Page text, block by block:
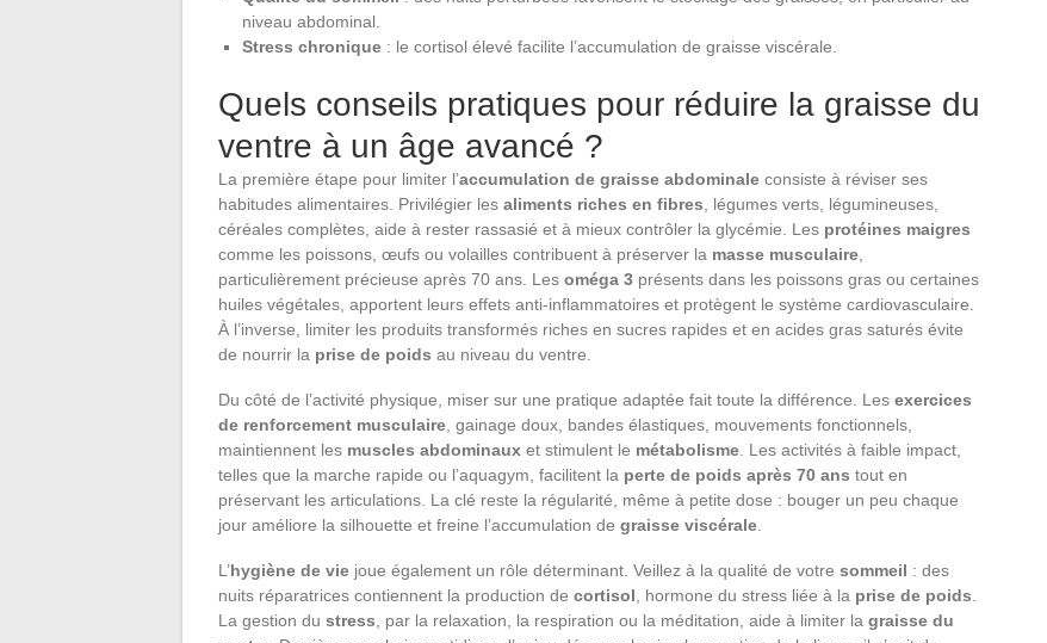
niveau abdominal.
Stress chronique : le cortisol élevé facilite l’accumulation de graisse viscérale.
Quels conseils pratiques pour réduire la graisse du
ventre à un âge avancé ?
La première étape pour limiter l’accumulation de graisse abdominale consiste à réviser ses
habitudes alimentaires. Privilégier les aliments riches en fibres , légumes verts, légumineuses,
céréales complètes, aide à rester rassasié et à mieux contrôler la glycémie. Les protéines maigres
comme les poissons, œufs ou volailles contribuent à préserver la masse musculaire
particulièrement précieuse après 70 ans. Les oméga 3 présents dans les poissons gras ou certaines
huiles végétales, apportent leurs effets anti-inflammatoires et protègent le système cardiovasculaire.
À l’inverse, limiter les produits transformés riches en sucres rapides et en acides gras saturés évite
de nourrir la prise de poids au niveau du ventre.
Du côté de l’activité physique, miser sur une pratique adaptée fait toute la différence. Les exercices
de renforcement musculaire , gainage doux, bandes élastiques, mouvements fonctionnels,
maintiennent les muscles abdominaux et stimulent le métabolisme . Les activités à faible impact,
telles que la marche rapide ou l’aquagym, facilitent la perte de poids après 70 ans tout en
préservant les articulations. La clé reste la régularité, même à petite dose : bouger un peu chaque
jour améliore la silhouette et freine l’accumulation de graisse viscérale
L’hygiène de vie joue également un rôle déterminant. Veillez à la qualité de votre sommeil : des
nuits réparatrices contiennent la production de cortisol , hormone du stress liée à la prise de poids
La gestion du stress , par la relaxation, la respiration ou la méditation, aide à limiter la graisse du